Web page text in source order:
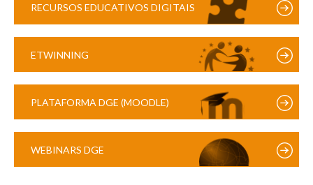
RECURSOS EDUCATIVOS DIGITAIS
ETWINNING
PLATAFORMA DGE (MOODLE)
WEBINARS DGE